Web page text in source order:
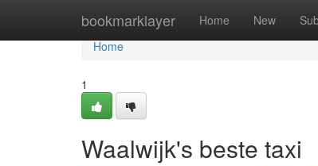
bookmarklayer Home New
Home
Home
1
Waalwijk's beste taxi